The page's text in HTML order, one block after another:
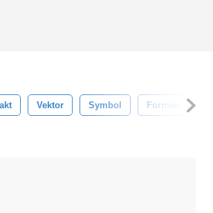
Vektor Symbol Formen